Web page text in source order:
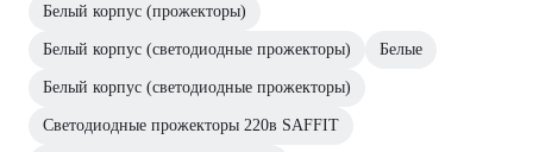
Белый корпус (прожекторы)
Белый корпус (светодиодные прожекторы) Белые
Белый корпус (светодиодные прожекторы)
Светодиодные прожекторы 220в SAFFIT